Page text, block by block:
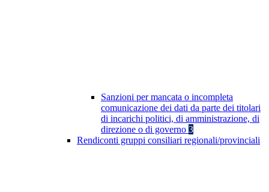
Sanzioni per mancata o incompleta
comunicazione dei dati da parte dei titolari
di incarichi politici, di amministrazione, di
direzione o di governo 3
Rendiconti gruppi consiliari regionali/provinciali